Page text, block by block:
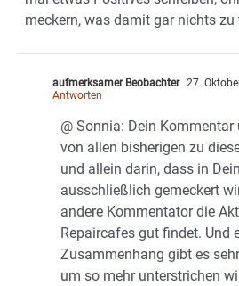
meckern, was damit gar nichts zu
aufmerksamer Beobachter 27.
Antworten
@ Sonnia: Dein
von allen bisherigen zu
und allein darin, dass in
ausschließlich gemeckert
andere Kommentator die
Repaircafes gut findet. Und
Zusammenhang gibt es
um so mehr unterstrichen